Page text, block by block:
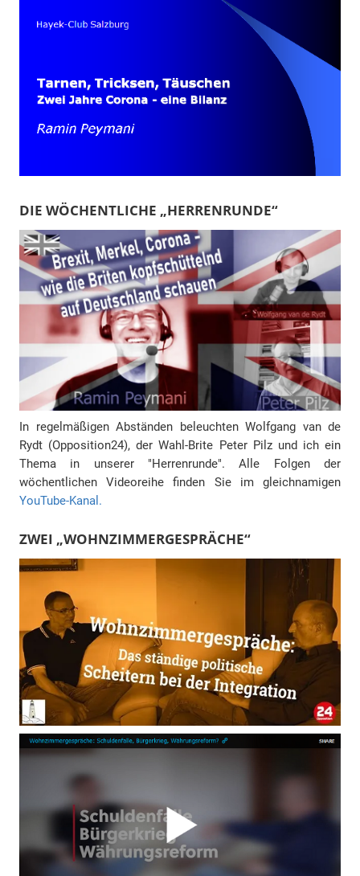
DIE WÖCHENTLICHE „HERRENRUNDE“
In regelmäßigen Abständen beleuchten Wolfgang van de
Rydt (Opposition24), der Wahl-Brite Peter Pilz und ich ein
Thema in unserer "Herrenrunde". Alle Folgen der
wöchentlichen Videoreihe finden Sie im gleichnamigen
YouTube-Kanal.
ZWEI „WOHNZIMMERGESPRÄCHE“